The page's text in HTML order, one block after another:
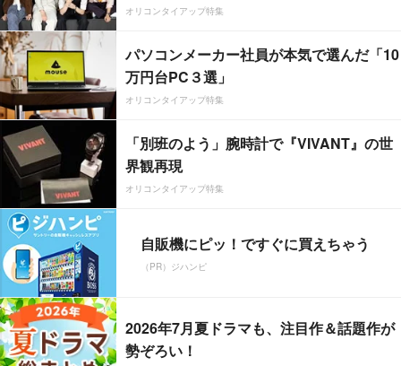
オリコンタイアップ特集
パソコンメーカー社員が本気で選んだ「10
万円台PC３選」
オリコンタイアップ特集
「別班のよう」腕時計で『VIVANT』の世
界観再現
オリコンタイアップ特集
自販機にピッ！ですぐに買えちゃう
（PR）ジハンピ
2026年7月夏ドラマも、注目作＆話題作が
勢ぞろい！